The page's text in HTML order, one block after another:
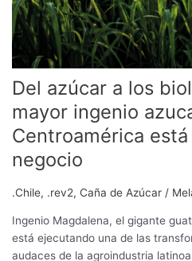
Del azúcar a los
mayor ingenio
Centroamérica
negocio
.Chile, .rev2, Caña de Azúcar /
Ingenio Magdalena, el gigante
está ejecutando una de las
audaces de la agroindustria